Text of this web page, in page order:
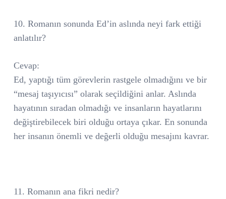
10. Romanın sonunda Ed’in aslında neyi fark ettiği
anlatılır?
Cevap:
Ed, yaptığı tüm görevlerin rastgele olmadığını ve bir
“mesaj taşıyıcısı” olarak seçildiğini anlar. Aslında
hayatının sıradan olmadığı ve insanların hayatlarını
değiştirebilecek biri olduğu ortaya çıkar. En sonunda
her insanın önemli ve değerli olduğu mesajını kavrar.
11. Romanın ana fikri nedir?